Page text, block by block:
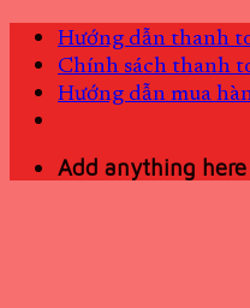
Skip
content
Hướng dẫn thanh
Chính sách thanh
Hướng dẫn mua
Add anything